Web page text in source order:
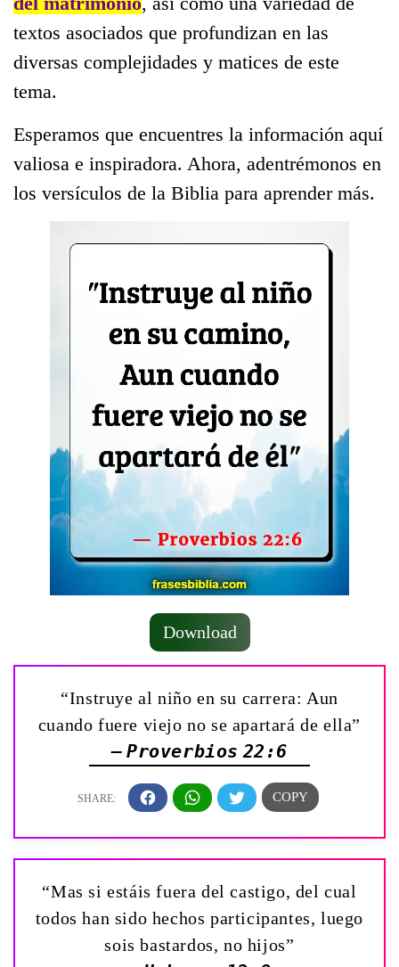
textos asociados que profundizan en las
diversas complejidades y matices de este
tema.
Esperamos que encuentres la información aquí
valiosa e inspiradora. Ahora, adentrémonos en
los versículos de la Biblia para aprender más.
Download
“Instruye al niño en su carrera: Aun
cuando fuere viejo no se apartará de ella”
— Proverbios 22:6
“Mas si estáis fuera del castigo, del cual
todos han sido hechos participantes, luego
sois bastardos, no hijos”